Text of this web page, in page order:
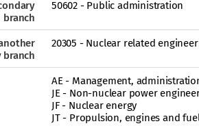
branch
50602 - Public administration
another
branch
20305 - Nuclear related
AE - Management,
JE - Non-nuclear power
JF - Nuclear energy
JT - Propulsion, engines and